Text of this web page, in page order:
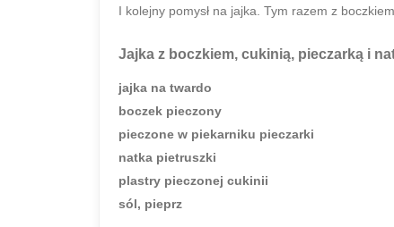
I kolejny pomysł na jajka. Tym razem z
Jajka z boczkiem, cukinią, pieczarką i
jajka na twardo
boczek pieczony
pieczone w piekarniku pieczarki
natka pietruszki
plastry pieczonej cukinii
sól, pieprz